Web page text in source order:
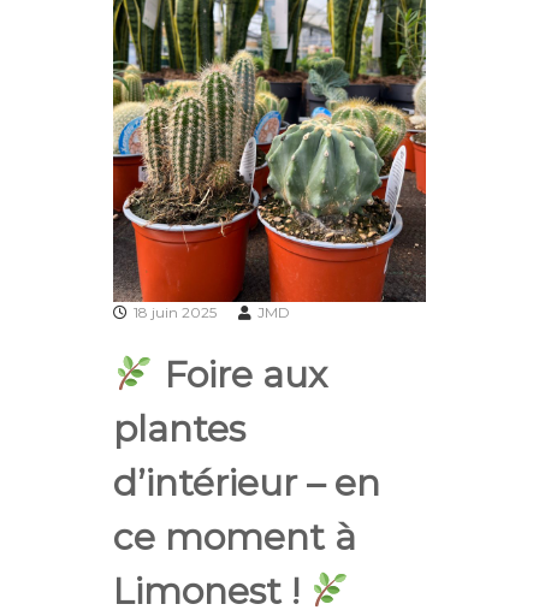
18 juin 2025 JMD
Foire aux
plantes
d’intérieur – en
ce moment à
Limonest !